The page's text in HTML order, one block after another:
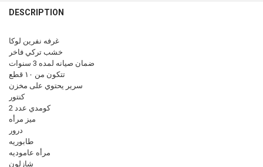
DESCRIPTION
غرفه نفرين لوكا
خشب تركي فاخر
ضمان صيانه لمده 3 سنوات
تتكون من ١٠ قطع
سرير يحتوي على مخزن
كنتور
كومدي عدد 2
ميز مرأه
درور
طابوريه
مرأه عاموديه
شازلون